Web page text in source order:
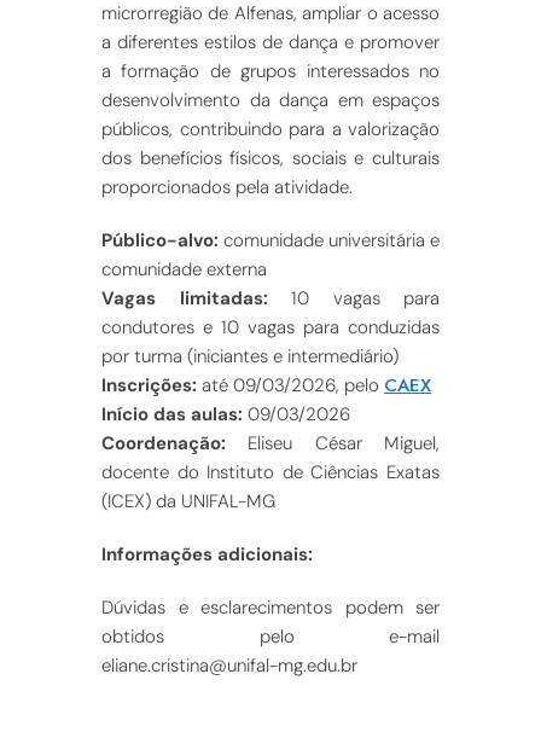
microrregião de Alfenas, ampliar o acesso
a diferentes estilos de dança e promover
a formação de grupos interessados no
desenvolvimento da dança em espaços
públicos, contribuindo para a valorização
dos benefícios físicos, sociais e culturais
proporcionados pela atividade.
Público-alvo: comunidade universitária e
comunidade externa
Vagas limitadas: 10 vagas para
condutores e 10 vagas para conduzidas
por turma (iniciantes e intermediário)
Inscrições: até 09/03/2026, pelo CAEX
Início das aulas: 09/03/2026
Coordenação: Eliseu César Miguel,
docente do Instituto de Ciências Exatas
(ICEX) da UNIFAL-MG
Informações adicionais:
Dúvidas e esclarecimentos podem ser
obtidos pelo e-mail
eliane.cristina@unifal-mg.edu.br